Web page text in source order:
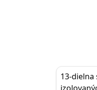
V
13-dielna